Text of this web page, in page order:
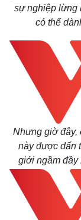
sự nghiệp lừng
có thể
Nhưng giờ đây,
này được dấn
giới ngầm đầy